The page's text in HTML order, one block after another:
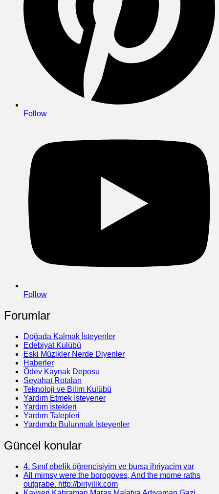
Follow
Follow
Forumlar
Doğada Kalmak İsteyenler
Edebiyat Kulübü
Eski Müzikler Nerde Diyenler
Haberler
Ödev Kaynak Deposu
Seyahat Rotaları
Teknoloji ve Bilim Kulübü
Yardım Etmek İsteyener
Yardım İstekleri
Yardım Talepleri
Yardımda Bulunmak İsteyenler
Güncel konular
4. Sınıf ebelik öğrencisiyim ve bursa ihriyacim var
All mimsy were the borogoves, And the mome raths
outgrabe. http://biriyilik.com